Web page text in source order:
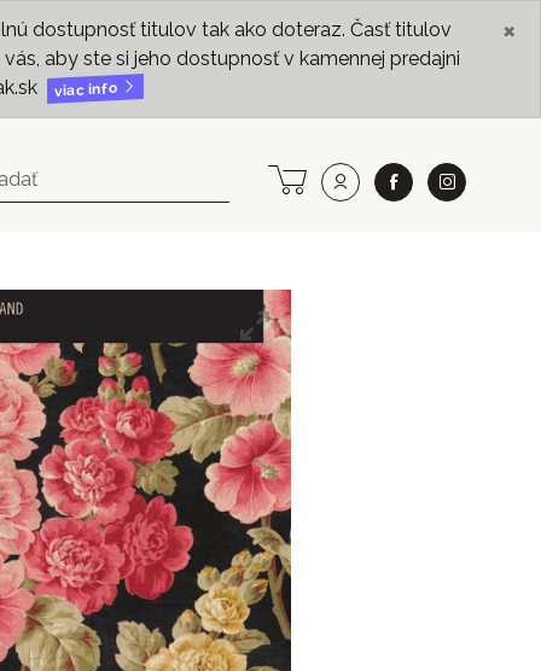
dostupnosť titulov tak ako doteraz. Časť titulov
aby ste si jeho dostupnosť v kamennej predajni
viac info
×